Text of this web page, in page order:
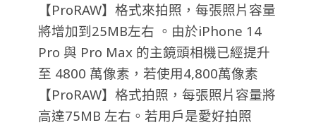
【ProRAW】格式來拍照，每張照片容量
將增加到25MB左右 。由於iPhone 14
Pro 與 Pro Max 的主鏡頭相機已經提升
至 4800 萬像素，若使用4,800萬像素
【ProRAW】格式拍照，每張照片容量將
高達75MB 左右。若用戶是愛好拍照